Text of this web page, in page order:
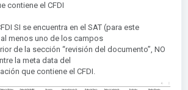
contiene el CFDI
SI se encuentra en el SAT (para este
menos uno de los campos
de la sección “revisión del documento”, NO
la meta data del
que contiene el CFDI.